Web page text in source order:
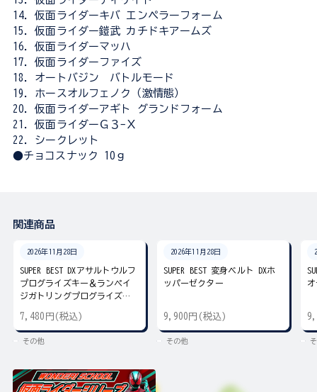
14．仮面ライダーキバ エンペラーフォーム
15．仮面ライダー鎧武 カチドキアームズ
16．仮面ライダーマッハ
17．仮面ライダーファイズ
18．オートバジン バトルモード
19．ホースオルフェノク（激情態）
20．仮面ライダーアギト グランドフォーム
21．仮面ライダーＧ３-Ｘ
22．シークレット
●チョコスナック 10ｇ
関連商品
2026年11月28日
SUPER BEST DXアサルトウルフ
プログライズキー＆ランペイ
ジガトリングプログライズキ
7,480円(税込)
その他
2026年11月28日
SUPER BEST 変身ベルト DXホ
ッパーゼクター
9,900円(税込)
その他